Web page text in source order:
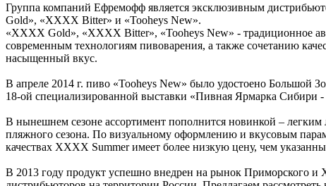
Группа компаний Ефремофф является эксклюзивным
Gold», «ХХХХ Bitter» и «Tooheys New».
«XXXX Gold», «ХХХХ Bitter», «Tooheys New» - традиционное
современным технологиям пивоварения, а также сочетанию
насыщенный вкус.
В апреле 2014 г. пиво «Tooheys New» было удостоено Большой
18-ой специализированной выставки «Пивная Ярмарка Сибири -
В нынешнем сезоне ассортимент пополнится новинкой –
пляжного сезона. По визуальному оформлению и вкусовым
качествах XXXX Summer имеет более низкую цену, чем
В 2013 году продукт успешно внедрен на рынок Приморского и